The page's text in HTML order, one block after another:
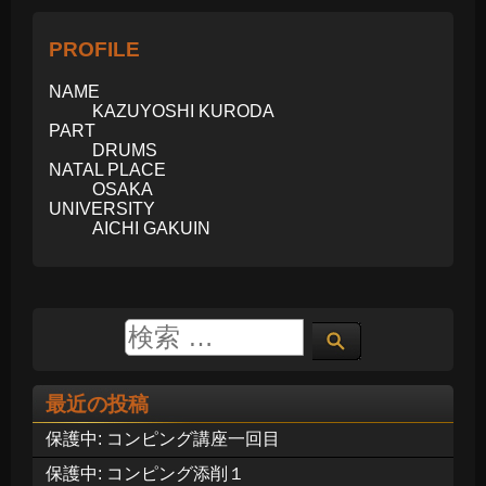
PROFILE
NAME
KAZUYOSHI KURODA
PART
DRUMS
NATAL PLACE
OSAKA
UNIVERSITY
AICHI GAKUIN
最近の投稿
保護中: コンピング講座一回目
保護中: コンピング添削１